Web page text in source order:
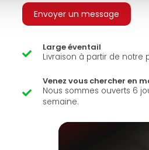
Envoyer un message
Large éventail
Livraison à partir de notre
Venez vous chercher en
Nous sommes ouverts 6
semaine.